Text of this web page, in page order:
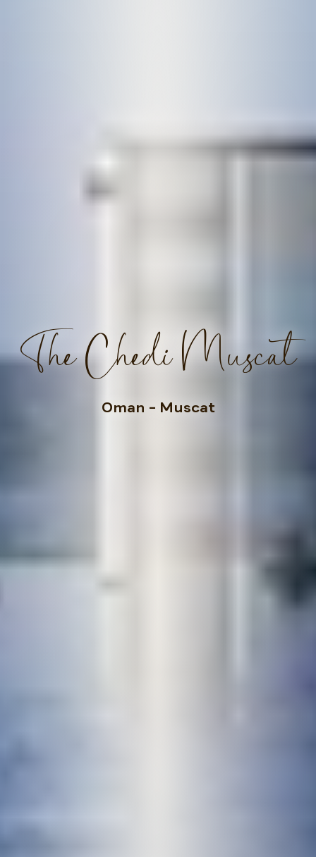
The Chedi Muscat
Oman – Muscat